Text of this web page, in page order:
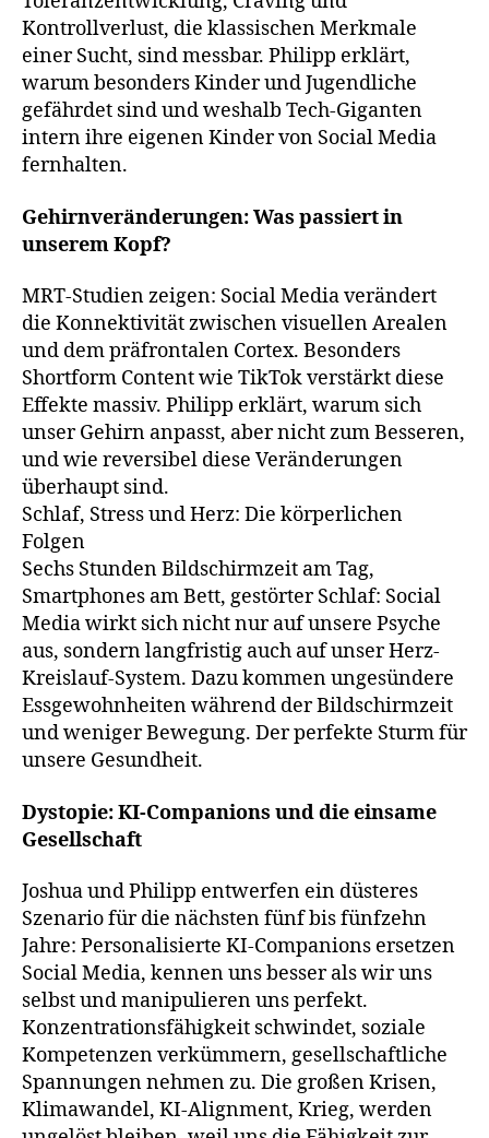
Kontrollverlust, die klassischen Merkmale
einer Sucht, sind messbar. Philipp erklärt,
warum besonders Kinder und Jugendliche
gefährdet sind und weshalb Tech-Giganten
intern ihre eigenen Kinder von Social Media
fernhalten.
Gehirnveränderungen: Was passiert in
unserem Kopf?
MRT-Studien zeigen: Social Media verändert
die Konnektivität zwischen visuellen Arealen
und dem präfrontalen Cortex. Besonders
Shortform Content wie TikTok verstärkt diese
Effekte massiv. Philipp erklärt, warum sich
unser Gehirn anpasst, aber nicht zum Besseren,
und wie reversibel diese Veränderungen
überhaupt sind.
Schlaf, Stress und Herz: Die körperlichen
Folgen
Sechs Stunden Bildschirmzeit am Tag,
Smartphones am Bett, gestörter Schlaf: Social
Media wirkt sich nicht nur auf unsere Psyche
aus, sondern langfristig auch auf unser Herz-
Kreislauf-System. Dazu kommen ungesündere
Essgewohnheiten während der Bildschirmzeit
und weniger Bewegung. Der perfekte Sturm für
unsere Gesundheit.
Dystopie: KI-Companions und die einsame
Gesellschaft
Joshua und Philipp entwerfen ein düsteres
Szenario für die nächsten fünf bis fünfzehn
Jahre: Personalisierte KI-Companions ersetzen
Social Media, kennen uns besser als wir uns
selbst und manipulieren uns perfekt.
Konzentrationsfähigkeit schwindet, soziale
Kompetenzen verkümmern, gesellschaftliche
Spannungen nehmen zu. Die großen Krisen,
Klimawandel, KI-Alignment, Krieg, werden